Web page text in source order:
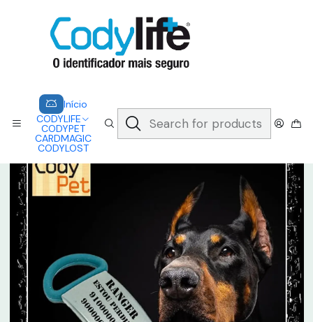
Início
CODYLIFE
CODYPET
CARDMAGIC
CODYLOST
A CODYLIFE PERMITE AOS SOCORRISTAS ACEDER
INSTANTANEAMENTE AOS SEUS DADOS ATRAVÉS DE UM QR CODE
Saber mais